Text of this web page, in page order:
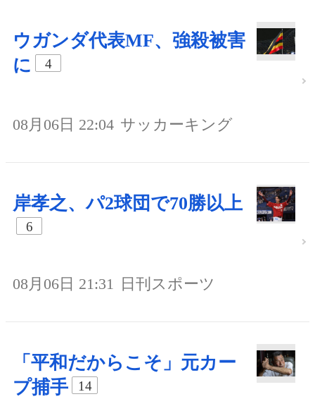
ウガンダ代表MF、強殺被害
に
4
08月06日 22:04 サッカーキング
岸孝之、パ2球団で70勝以上
6
08月06日 21:31 日刊スポーツ
「平和だからこそ」元カー
プ捕手
14